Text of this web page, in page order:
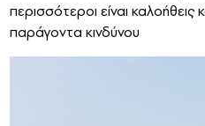
περισσότεροι είναι
παράγοντα κινδύνου